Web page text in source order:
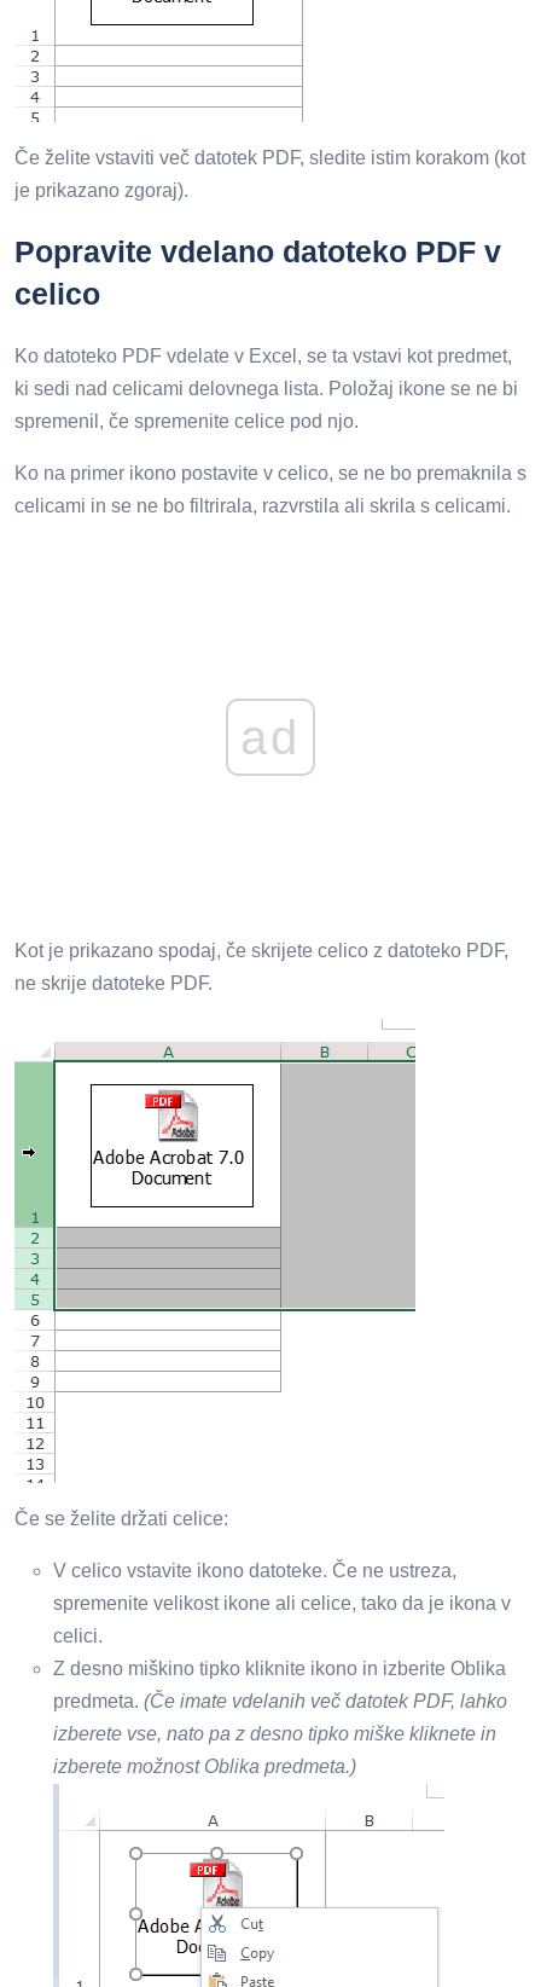
Če želite vstaviti več datotek PDF, sledite istim korakom (kot
je prikazano zgoraj).
Popravite vdelano datoteko PDF v
celico
Ko datoteko PDF vdelate v Excel, se ta vstavi kot predmet,
ki sedi nad celicami delovnega lista. Položaj ikone se ne bi
spremenil, če spremenite celice pod njo.
Ko na primer ikono postavite v celico, se ne bo premaknila s
celicami in se ne bo filtrirala, razvrstila ali skrila s celicami.
ad
Kot je prikazano spodaj, če skrijete celico z datoteko PDF,
ne skrije datoteke PDF.
Če se želite držati celice:
V celico vstavite ikono datoteke. Če ne ustreza,
spremenite velikost ikone ali celice, tako da je ikona v
celici.
Z desno miškino tipko kliknite ikono in izberite Oblika
predmeta. (Če imate vdelanih več datotek PDF, lahko
izberete vse, nato pa z desno tipko miške kliknete in
izberete možnost Oblika predmeta.)